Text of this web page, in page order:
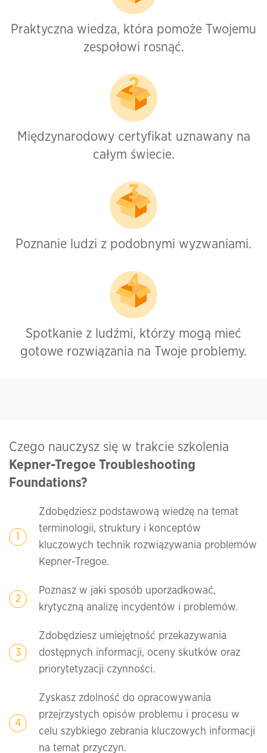
Praktyczna wiedza, która pomoże Twojemu
zespołowi rosnąć.
Międzynarodowy certyfikat uznawany na
całym świecie.
Poznanie ludzi z podobnymi wyzwaniami.
Spotkanie z ludźmi, którzy mogą mieć
gotowe rozwiązania na Twoje problemy.
Czego nauczysz się w trakcie szkolenia
Kepner-Tregoe Troubleshooting
Foundations?
Zdobędziesz podstawową wiedzę na temat
terminologii, struktury i konceptów
kluczowych technik rozwiązywania problemów
Kepner-Tregoe.
Poznasz w jaki sposób uporzadkować,
krytyczną analizę incydentów i problemów.
Zdobędziesz umiejętność przekazywania
dostępnych informacji, oceny skutków oraz
priorytetyzacji czynności.
Zyskasz zdolność do opracowywania
przejrzystych opisów problemu i procesu w
celu szybkiego zebrania kluczowych informacji
na temat przyczyn.